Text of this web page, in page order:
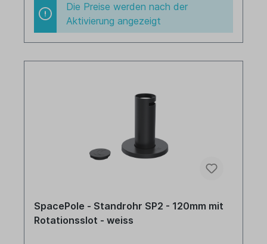
Die Preise werden nach der
Aktivierung angezeigt
SpacePole - Standrohr SP2 - 120mm mit
Rotationsslot - weiss